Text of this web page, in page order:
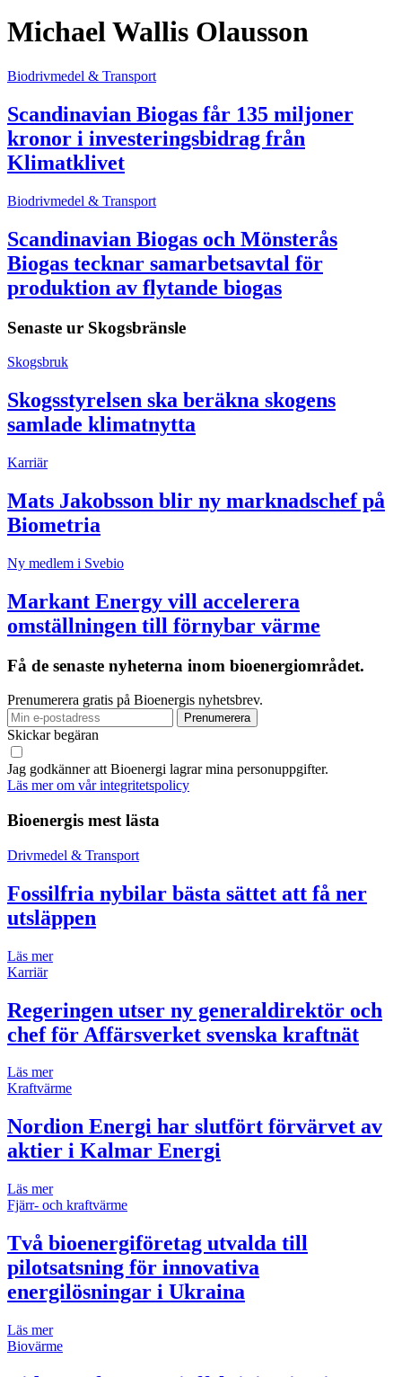
Michael Wallis Olausson
Biodrivmedel & Transport
Scandinavian Biogas får 135 miljoner
kronor i investeringsbidrag från
Klimatklivet
Biodrivmedel & Transport
Scandinavian Biogas och Mönsterås
Biogas tecknar samarbetsavtal för
produktion av flytande biogas
Senaste ur Skogsbränsle
Skogsbruk
Skogsstyrelsen ska beräkna skogens
samlade klimatnytta
Karriär
Mats Jakobsson blir ny marknadschef på
Biometria
Ny medlem i Svebio
Markant Energy vill accelerera
omställningen till förnybar värme
Få de senaste nyheterna inom bioenergiområdet.
Prenumerera gratis på Bioenergis nyhetsbrev.
Skickar begäran
Jag godkänner att Bioenergi lagrar mina personuppgifter.
Läs mer om vår integritetspolicy
Bioenergis mest lästa
Drivmedel & Transport
Fossilfria nybilar bästa sättet att få ner
utsläppen
Läs mer
Karriär
Regeringen utser ny generaldirektör och
chef för Affärsverket svenska kraftnät
Läs mer
Kraftvärme
Nordion Energi har slutfört förvärvet av
aktier i Kalmar Energi
Läs mer
Fjärr- och kraftvärme
Två bioenergiföretag utvalda till
pilotsatsning för innovativa
energilösningar i Ukraina
Läs mer
Biovärme